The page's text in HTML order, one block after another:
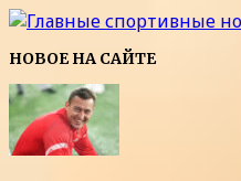
НОВОЕ НА САЙТЕ